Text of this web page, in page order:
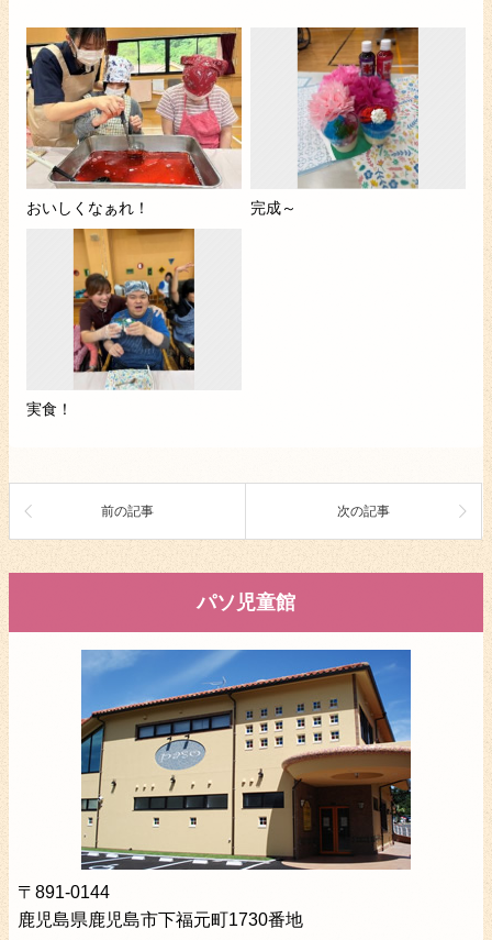
おいしくなぁれ！ 完成～
実食！
前の記事 次の記事
パソ児童館
〒891-0144
鹿児島県鹿児島市下福元町1730番地